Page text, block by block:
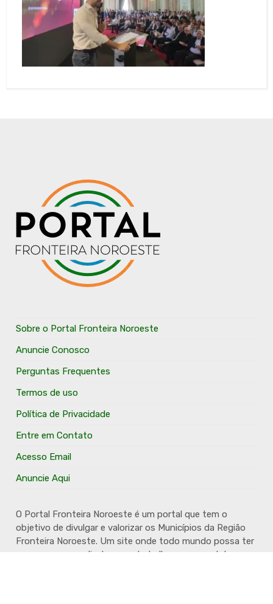
Sobre o Portal Fronteira Noroeste
Anuncie Conosco
Perguntas Frequentes
Termos de uso
Política de Privacidade
Entre em Contato
Acesso Email
Anuncie Aqui
O Portal Fronteira Noroeste é um portal que tem o
objetivo de divulgar e valorizar os Municípios da Região
Fronteira Noroeste. Um site onde todo mundo possa ter
um espaço para divulgar seu trabalho, seus produtos,